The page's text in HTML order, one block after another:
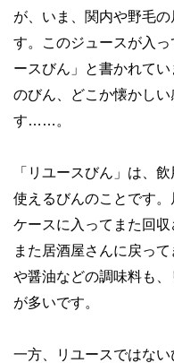
が、いま、関内や野毛
す。このジュースが入
ースびん」と書かれて
のびん、どこか懐かし
す……。
「リユースびん」は、
使えるびんのことです。
ケースに入ってまた回
また居酒屋さんに戻っ
や醤油などの調味料も
が多いです。
一方、リユースではな